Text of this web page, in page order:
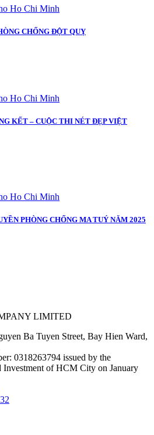
Ho Chi Minh
CHỐNG ĐỘT QUỴ
Ho Chi Minh
KẾT – CUỘC THI NÉT ĐẸP VIỆT
Ho Chi Minh
PHÒNG CHỐNG MA TUÝ NĂM 2025
LIMITED
Ba Tuyen Street, Bay Hien Ward,
: 0318263794 issued by the
Investment of HCM City on January